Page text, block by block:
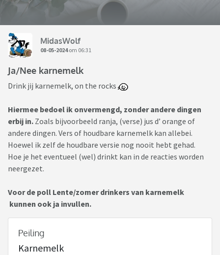
MidasWolf
08-05-2024om 06:31
Ja/Nee karnemelk
Drink jij karnemelk, on the rocks
Hiermee bedoel ik onvermengd, zonder andere dingen
erbij in. Zoals bijvoorbeeld ranja, (verse) jus d’ orange of
andere dingen. Vers of houdbare karnemelk kan allebei.
Hoewel ik zelf de houdbare versie nog nooit hebt gehad.
Hoe je het eventueel (wel) drinkt kan in de reacties worden
neergezet.
Voor de poll Lente/zomer drinkers van karnemelk
kunnen ook ja invullen.
Peiling
Karnemelk